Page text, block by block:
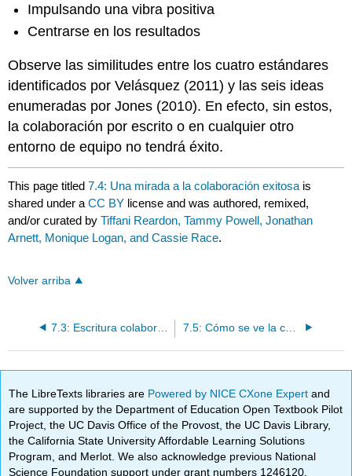
Impulsando una vibra positiva
Centrarse en los resultados
Observe las similitudes entre los cuatro estándares
identificados por Velásquez (2011) y las seis ideas
enumeradas por Jones (2010). En efecto, sin estos,
la colaboración por escrito o en cualquier otro
entorno de equipo no tendrá éxito.
This page titled7.4: Una mirada a la colaboración exitosais
shared under aCC BY license and was authored, remixed,
and/or curated byTiffani Reardon, Tammy Powell, Jonathan
Arnett, Monique Logan, and Cassie Race.
Volver arriba
7.3: Escritura colaborativa exitosa 7.5: Cómo se ve la colaboración en el mundo laboral
The LibreTexts libraries are Powered by NICE CXone Expertand
are supported by the Department of Education Open Textbook Pilot
Project, the UC Davis Office of the Provost, the UC Davis Library,
the California State University Affordable Learning Solutions
Program, and Merlot. We also acknowledge previous National
Science Foundation support under grant numbers 1246120,